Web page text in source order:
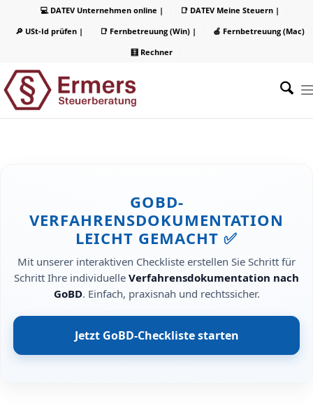
💻 DATEV Unternehmen online |
📑 DATEV Meine Steuern |
🔎 USt-Id prüfen |
📑 Fernbetreuung (Win) |
🍏 Fernbetreuung (Mac)
🧮 Rechner
GOBD-
VERFAHRENSDOKUMENTATION
LEICHT GEMACHT ✅
Mit unserer interaktiven Checkliste erstellen Sie Schritt für
Schritt Ihre individuelle Verfahrensdokumentation nach
GoBD. Einfach, praxisnah und rechtssicher.
Jetzt GoBD-Checkliste starten